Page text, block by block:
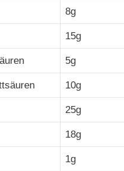
8g
15g
5g
10g
25g
18g
1g